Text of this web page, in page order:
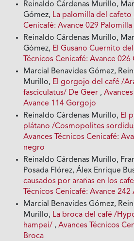
Reinaldo Cárdenas Murillo,
Gómez, La palomilla del cafeto
Cenicafé: Avance 029 Palomilla
Reinaldo Cárdenas Murillo,
Gómez, El Gusano Cuernito
Técnicos Cenicafé: Avance
Marcial Benavides Gómez,
Murillo, El gorgojo del café /
fasciculatus/ De Geer ,
Avance 114 Gorgojo
Reinaldo Cárdenas Murillo, El
plátano /Cosmopolites
Avances Técnicos Cenicafé:
negro
Reinaldo Cárdenas Murillo,
Posada Flórez, Álex Enrique
causados por arañas en los
Técnicos Cenicafé: Avance 242
Marcial Benavides Gómez,
Murillo, La broca del café /
hampei/ ,Avances Técnicos
Broca